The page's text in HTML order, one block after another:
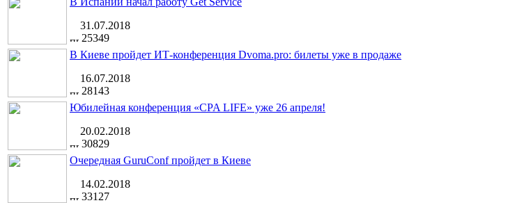
31.07.2018
25349
В Киеве пройдет ИТ-конференция Dvoma.pro: билеты уже в продаже
16.07.2018
28143
Юбилейная конференция «CPA LIFE» уже 26 апреля!
20.02.2018
30829
Очередная GuruConf пройдет в Киеве
14.02.2018
33127